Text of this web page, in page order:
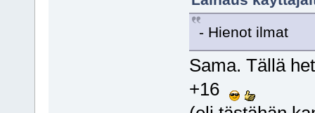
- Hienot ilmat
Sama. Tällä
+16